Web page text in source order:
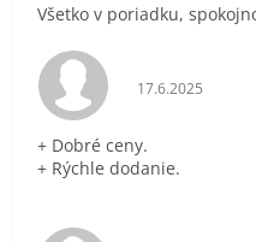
Všetko v poriadku,
Hodnotenie
17.6.2025
+ Dobré ceny.
+ Rýchle dodanie.